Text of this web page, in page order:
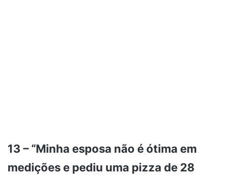
13 – “Minha esposa não é ótima em
medições e pediu uma pizza de 28